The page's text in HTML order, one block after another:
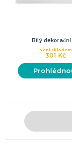
Bílý dekorační
301 Kč
Není skladem